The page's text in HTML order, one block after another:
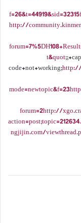
http://
t&quot
code+not+working;
forum=2http://
ngjijin.com/